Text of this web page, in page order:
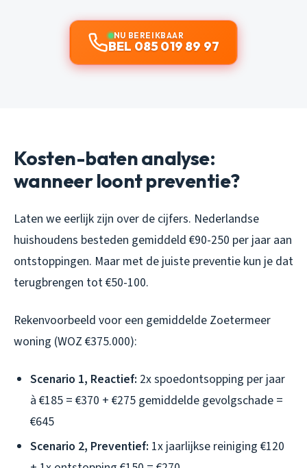
NU BEREIKBAAR
BEL 085 019 89 97
Kosten-baten analyse:
wanneer loont preventie?
Laten we eerlijk zijn over de cijfers. Nederlandse
huishoudens besteden gemiddeld €90-250 per jaar aan
ontstoppingen. Maar met de juiste preventie kun je dat
terugbrengen tot €50-100.
Rekenvoorbeeld voor een gemiddelde Zoetermeer
woning (WOZ €375.000):
Scenario 1, Reactief: 2x spoedontsopping per jaar
à €185 = €370 + €275 gemiddelde gevolgschade =
€645
Scenario 2, Preventief: 1x jaarlijkse reiniging €120